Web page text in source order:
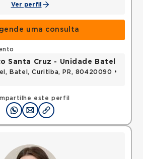
Ver perfil
uma consulta
este perfil
Santa Cruz - Unidade Batel
Batel, Curitiba, PR, 80420090 •